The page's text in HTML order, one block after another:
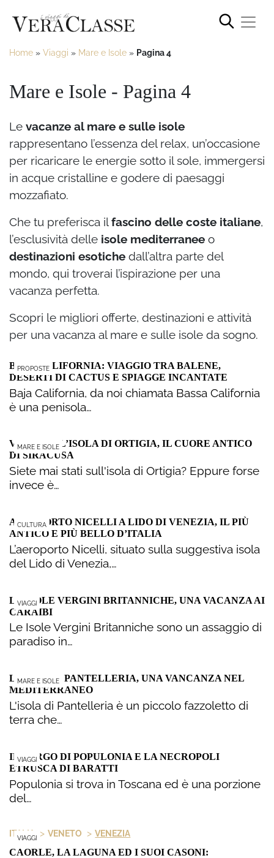
Home » Viaggi » Mare e Isole » Pagina 4
Mare e Isole - Pagina 4
Le vacanze al mare e sulle isole
rappresentano l’essenza del relax, un’occasione
per ricaricare le energie sotto il sole, immergersi
in acque cristalline e godere di paesaggi
mozzafiato.
Che tu preferisca ilfascino delle coste italiane,
l’esclusività delle isole mediterranee o
destinazioni esotiche dall’altra parte del
mondo, qui troverai l’ispirazione per una
vacanza perfetta.
Scopri le migliori offerte, destinazioni e attività
per una vacanza al mare e sulle isole da sogno.
PROPOSTE
BAJA CALIFORNIA: VIAGGIO TRA BALENE,
DESERTI DI CACTUS E SPIAGGE INCANTATE
Baja California, da noi chiamata Bassa California
è una penisola…
MARE E ISOLE
VISITARE L’ISOLA DI ORTIGIA, IL CUORE ANTICO
DI SIRACUSA
Siete mai stati sull'isola di Ortigia? Eppure forse
invece è…
CULTURA
AEROPORTO NICELLI A LIDO DI VENEZIA, IL PIÙ
ANTICO E PIÙ BELLO D’ITALIA
L’aeroporto Nicelli, situato sulla suggestiva isola
del Lido di Venezia,…
VIAGGI
LE ISOLE VERGINI BRITANNICHE, UNA VACANZA AI
CARAIBI
Le Isole Vergini Britanniche sono un assaggio di
paradiso in…
MARE E ISOLE
L’ISOLA DI PANTELLERIA, UNA VANCANZA NEL
MEDITERRANEO
L'isola di Pantelleria è un piccolo fazzoletto di
terra che…
VIAGGI
IL BORGO DI POPULONIA E LA NECROPOLI
ETRUSCA DI BARATTI
Populonia si trova in Toscana ed è una porzione
del…
VIAGGI
ITALIA > VENETO > VENEZIA
CAORLE, LA LAGUNA ED I SUOI CASONI: